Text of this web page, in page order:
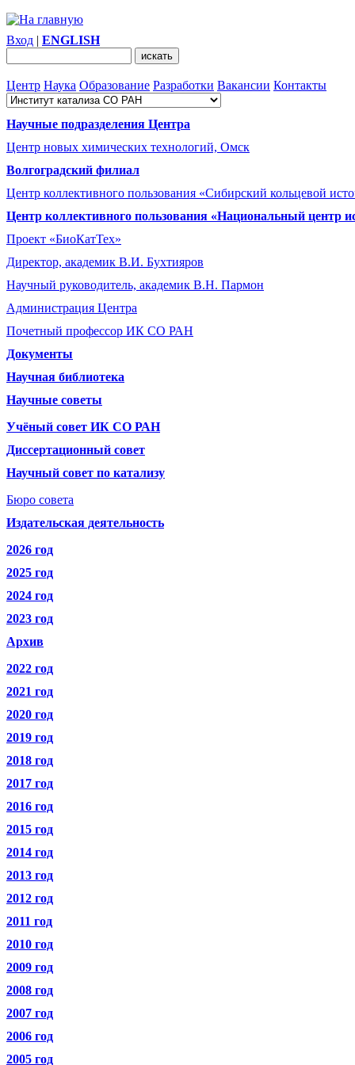
Вход | ENGLISH
Центр Наука Образование Разработки Вакансии Контакты
Научные подразделения Центра
Центр новых химических технологий, Омск
Волгоградский филиал
Центр коллективного пользования «Сибирский кольцевой
Центр коллективного пользования «Национальный центр
Проект «БиоКатТех»
Директор, академик В.И. Бухтияров
Научный руководитель, академик В.Н. Пармон
Администрация Центра
Почетный профессор ИК СО РАН
Документы
Научная библиотека
Научные советы
Учёный совет ИК СО РАН
Диссертационный совет
Научный совет по катализу
Бюро совета
Издательская деятельность
2026 год
2025 год
2024 год
2023 год
Архив
2022 год
2021 год
2020 год
2019 год
2018 год
2017 год
2016 год
2015 год
2014 год
2013 год
2012 год
2011 год
2010 год
2009 год
2008 год
2007 год
2006 год
2005 год